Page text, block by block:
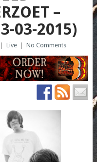
–
03-2015)
Live No Comments